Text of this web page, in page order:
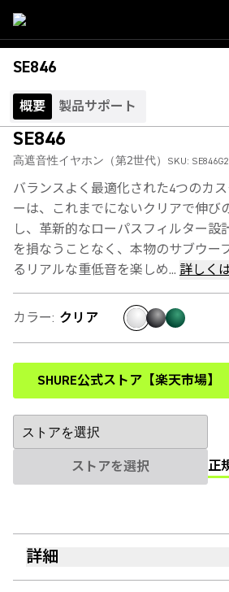
SE846
概要 製品サポート
SE846
高遮音性イヤホン（第2世代） SKU:
バランスよく最適化された4つのカ
ーは、これまでにないクリアで伸び
し、革新的なローパスフィルター設
を損なうことなく、本物のサブウー
るリアルな重低音を楽しめ... 詳しく
カラー: クリア
SHURE公式ストア【楽天市場】
(Opens in a new
ストアを選択 正
詳細